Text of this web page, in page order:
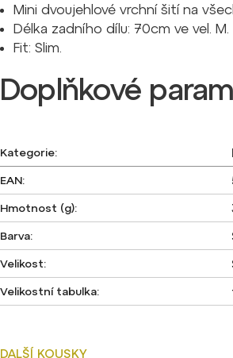
Mini dvoujehlové vrchní šití na
Délka zadního dílu: 70cm ve vel. M.
Fit: Slim.
Doplňkové
Kategorie:
EAN:
Hmotnost (g):
Barva:
Velikost:
Velikostní tabulka: